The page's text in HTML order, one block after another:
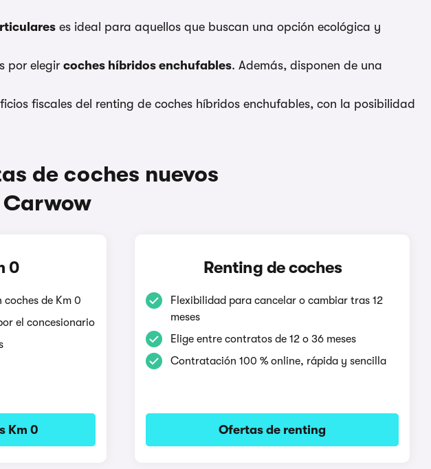
es ideal para aquellos que buscan una opción ecológica y
por elegir coches híbridos enchufables. Además, disponen de una
fiscales del renting de coches híbridos enchufables, con la posibilidad
de coches nuevos
0
de Km 0
el concesionario
Km 0
Renting de coches
Flexibilidad para cancelar o cambiar tras 12
meses
Elige entre contratos de 12 o 36 meses
Contratación 100 % online, rápida y sencilla
Ofertas de renting